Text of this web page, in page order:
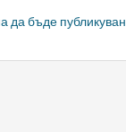
да бъде публикуван